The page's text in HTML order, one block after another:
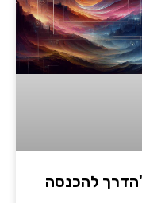
להכנסה